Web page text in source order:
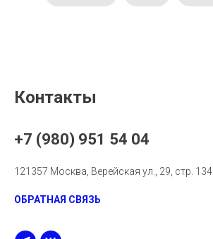
Контакты
+7 (980) 951 54 04
121357 Москва, Верейская ул., 29, стр. 134
ОБРАТНАЯ СВЯЗЬ